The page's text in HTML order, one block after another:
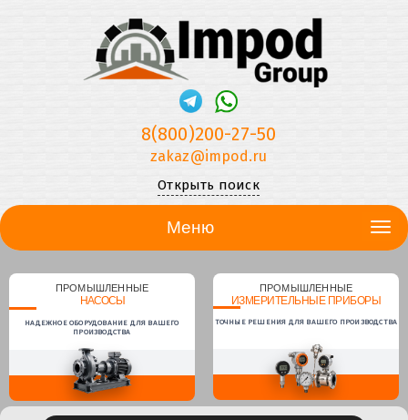
8(800)200-27-50
zakaz@impod.ru
Открыть поиск
Меню
ПРОМЫШЛЕННЫЕ
НАСОСЫ
НАДЕЖНОЕ ОБОРУДОВАНИЕ ДЛЯ ВАШЕГО
ПРОИЗВОДСТВА
ПРОМЫШЛЕННЫЕ
ИЗМЕРИТЕЛЬНЫЕ ПРИБОРЫ
ТОЧНЫЕ РЕШЕНИЯ ДЛЯ ВАШЕГО ПРОИЗВОДСТВА